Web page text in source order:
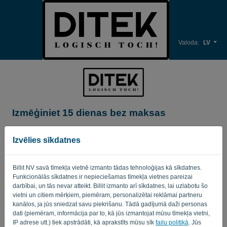
Izvēlies sīkdatnes
Billit NV savā tīmekļa vietnē izmanto tādas tehnoloģijas kā sīkdatnes.
Funkcionālās sīkdatnes ir nepieciešamas tīmekļa vietnes pareizai
darbībai, un tās nevar atteikt. Billit izmanto arī sīkdatnes, lai uzlabotu šo
vietni un citiem mērķiem, piemēram, personalizētai reklāmai partneru
kanālos, ja jūs sniedzat savu piekrišanu. Tādā gadījumā daži personas
dati (piemēram, informācija par to, kā jūs izmantojat mūsu tīmekļa vietni,
IP adrese utt.) tiek apstrādāti, kā aprakstīts mūsu sīk failu politikā . Jūs
Valoda: LV
Izmēģiniet 15 dienas bez maksas
Uzņēmuma e-pasta adrese*
Parole